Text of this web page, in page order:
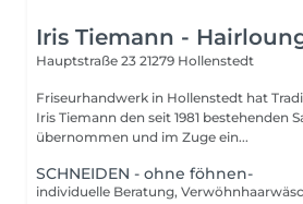
Iris Tiemann -
Hauptstraße 23 21279 Hollenstedt
Friseurhandwerk in Hollenstedt hat Tradition. Im Jahr
Iris Tiemann den seit 1981 bestehenden
übernommen und im Zuge ein...
SCHNEIDEN - ohne föhnen-